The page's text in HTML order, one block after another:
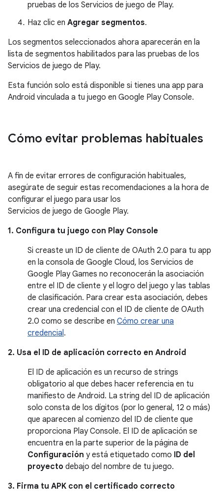
pruebas de los Servicios de juego de Play.
Haz clic en Agregar segmentos.
Los segmentos seleccionados ahora aparecerán en la
lista de segmentos habilitados para las pruebas de los
Servicios de juego de Play.
Esta función solo está disponible si tienes una app para
Android vinculada a tu juego en Google Play Console.
Cómo evitar problemas habituales
A fin de evitar errores de configuración habituales,
asegúrate de seguir estas recomendaciones a la hora de
configurar el juego para usar los
Servicios de juego de Google Play.
1. Configura tu juego con Play Console
Si creaste un ID de cliente de OAuth 2.0 para tu app
en la consola de Google Cloud, los Servicios de
Google Play Games no reconocerán la asociación
entre el ID de cliente y el logro del juego y las tablas
de clasificación. Para crear esta asociación, debes
crear una credencial con el ID de cliente de OAuth
2.0 como se describe en Cómo crear una
credencial .
2. Usa el ID de aplicación correcto en Android
El ID de aplicación es un recurso de strings
obligatorio al que debes hacer referencia en tu
manifiesto de Android. La string del ID de aplicación
solo consta de los dígitos (por lo general, 12 o más)
que aparecen al comienzo del ID de cliente que
proporciona Play Console. El ID de aplicación se
encuentra en la parte superior de la página de
Configuración y está etiquetado como ID del
proyecto debajo del nombre de tu juego.
3. Firma tu APK con el certificado correcto